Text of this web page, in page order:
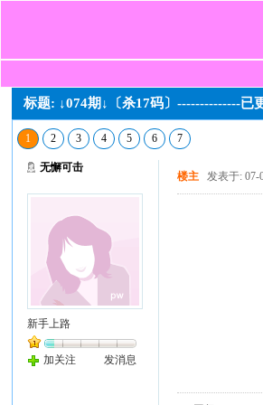
标题: ↓074期↓〔杀17码〕--------------已
1 2 3 4 5 6 7
无懈可击
新手上路
加关注 发消息
楼主 发表于: 07-